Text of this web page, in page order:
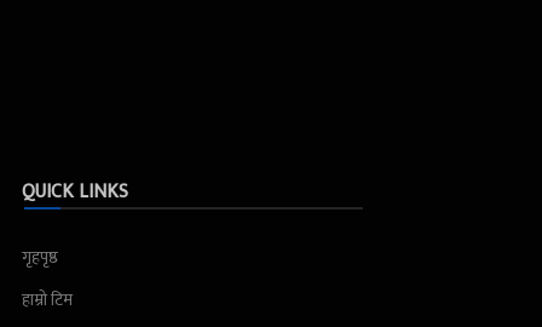
QUICK LINKS
गृहपृष्ठ
हाम्रो टिम